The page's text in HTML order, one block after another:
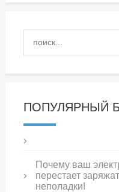
ПОПУЛЯРНЫЙ
Почему ваш
перестает
неполадки!